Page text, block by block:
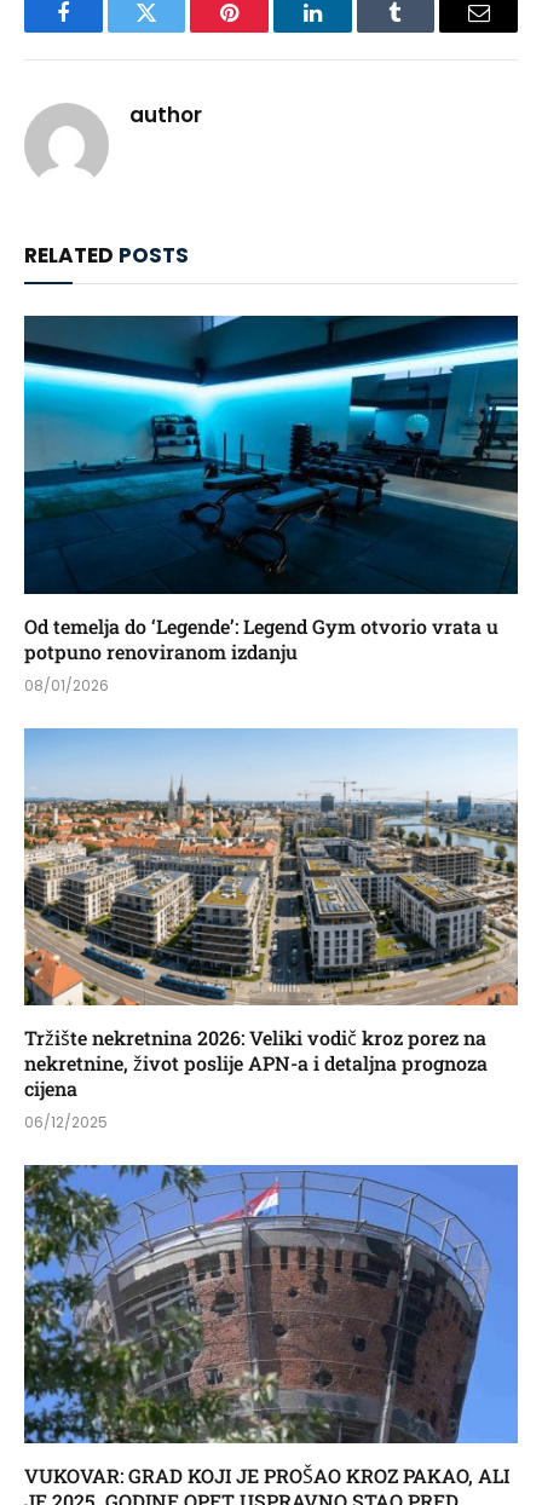
FacebookTwitter Pinterest LinkedInTumblr Email
author
RELATED POSTS
Od temelja do ‘Legende’: Legend Gym otvorio vrata u
potpuno renoviranom izdanju
08/01/2026
Tržište nekretnina 2026: Veliki vodič kroz porez na
nekretnine, život poslije APN-a i detaljna prognoza
cijena
06/12/2025
VUKOVAR: GRAD KOJI JE PROŠAO KROZ PAKAO, ALI